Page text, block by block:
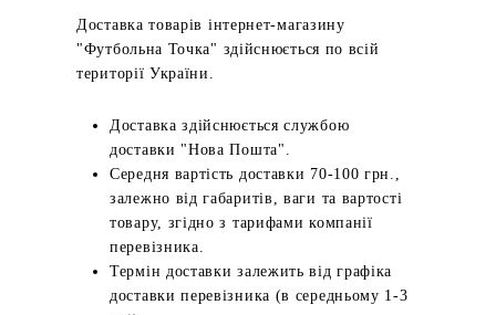
Доставка товарів інтернет-магазину
"Футбольна Точка" здійснюється по всій
території України.
Доставка здійснюється службою
доставки "Нова Пошта".
Середня вартість доставки 70-100 грн.,
залежно від габаритів, ваги та вартості
товару, згідно з тарифами компанії
перевізника.
Термін доставки залежить від графіка
доставки перевізника (в середньому 1-3